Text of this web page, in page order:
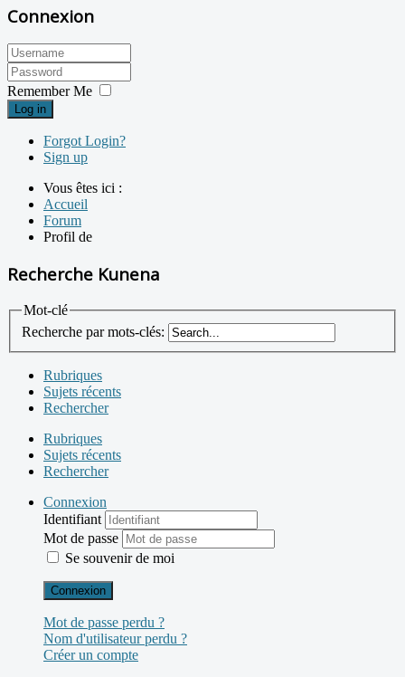
Connexion
Remember Me
Log in
Forgot Login?
Sign up
Vous êtes ici :
Accueil
Forum
Profil de
Recherche Kunena
Mot-clé
Recherche par mots-clés:
Rubriques
Sujets récents
Rechercher
Rubriques
Sujets récents
Rechercher
Connexion
Identifiant
Mot de passe
Se souvenir de moi
Connexion
Mot de passe perdu ?
Nom d'utilisateur perdu ?
Créer un compte